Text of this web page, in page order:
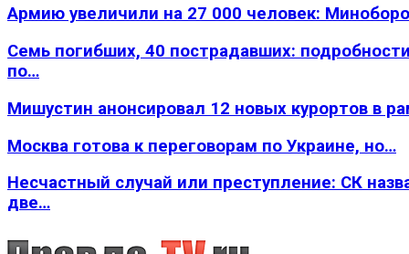
Армию увеличили на 27 000 человек:
Семь погибших, 40 пострадавших:
по…
Мишустин анонсировал 12 новых курортов в
Москва готова к переговорам по Украине, но…
Несчастный случай или преступление: СК
две…